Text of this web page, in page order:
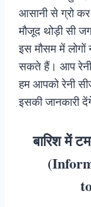
आसानी से ग्रो
मौजूद थोड़ी सी
इस मौसम में लोगों
सकते हैं। आप
हम आपको रेनी
इसकी जानकारी
बारिश में